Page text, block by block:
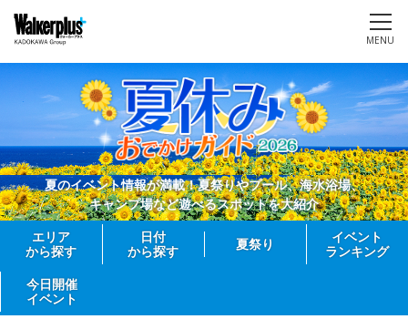
MENU
夏のイベント情報が満載！夏祭りやプール、海水浴場、
キャンプ場など遊べるスポットを大紹介
エリア
から探す
日付
から探す
夏祭り
イベント
ランキング
今日開催
イベント